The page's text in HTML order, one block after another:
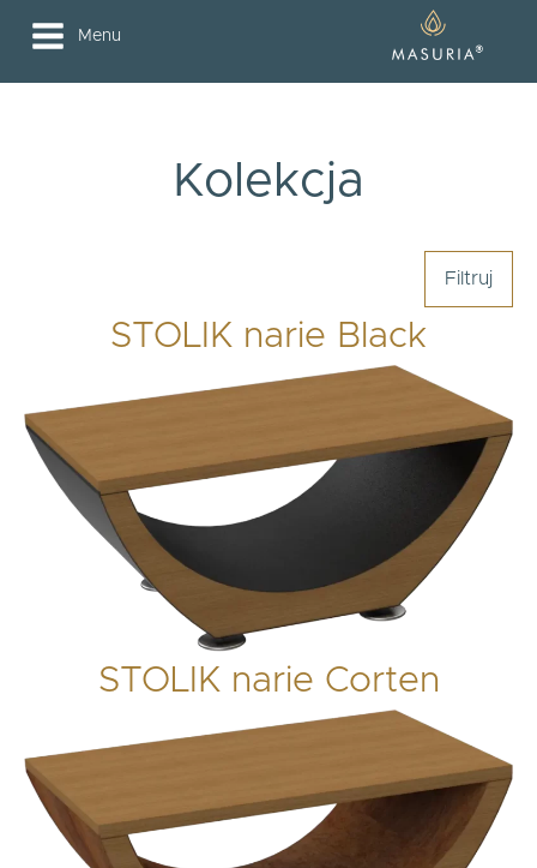
Menu
Kolekcja
Filtruj
STOLIK narie Black
STOLIK narie Corten